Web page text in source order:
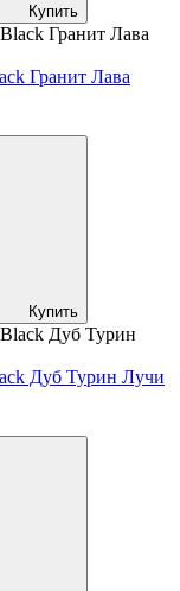
Купить
Гранит Лава
Купить
Дуб Турин Лучи